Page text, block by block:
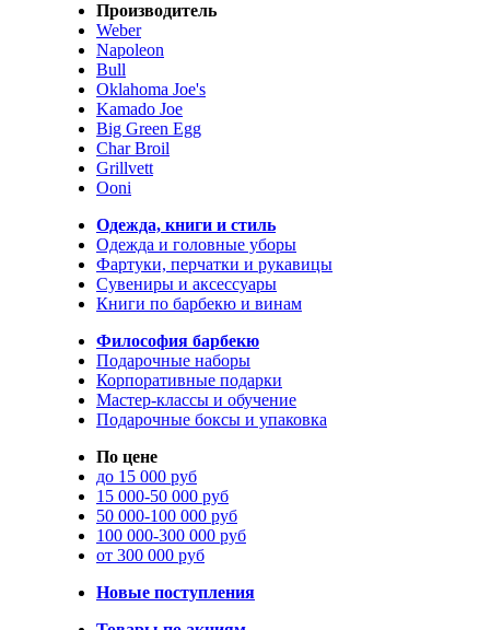
Производитель
Weber
Napoleon
Bull
Oklahoma Joe's
Kamado Joe
Big Green Egg
Char Broil
Grillvett
Ooni
Одежда, книги и стиль
Одежда и головные уборы
Фартуки, перчатки и рукавицы
Сувениры и аксессуары
Книги по барбекю и винам
Философия барбекю
Подарочные наборы
Корпоративные подарки
Мастер-классы и обучение
Подарочные боксы и упаковка
По цене
до 15 000 руб
15 000-50 000 руб
50 000-100 000 руб
100 000-300 000 руб
от 300 000 руб
Новые поступления